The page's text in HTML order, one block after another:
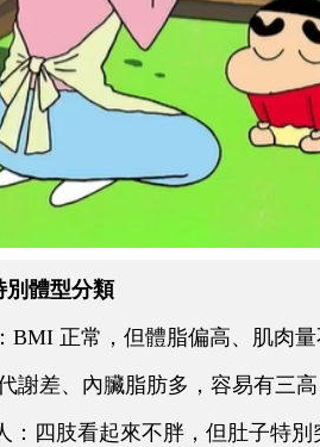
別體型分類
BMI 正常，但體脂偏高、肌肉
謝差、內臟脂肪多，容易有三高
： 四肢看起來不胖，但肚子特